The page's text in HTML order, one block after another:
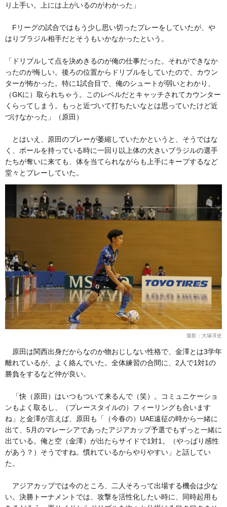
り上手い。上には上がいるのがわかった」
Fリーグの試合ではもう少し思い切ったプレーをしていたが、や
はりブラジル相手だとそうもいかなかったという。
「ドリブルして点を決めきるのが俺の仕事だった。それができなか
ったのが悔しい。後ろの位置からドリブルをしていたので、カウン
ターが怖かった。特に1試合目で、俺のシュートが弱いとわかり、
（GKに）取られちゃう。このレベルだとキャッチされてカウンター
くらってしまう。もっと近づいて打ちたいなとは思っていたけど近
づけなかった」（原田）
とはいえ、原田のプレーが萎縮していたかというと、そうではな
く、ボールを持っている時に一回り以上体の大きいブラジルの選手
たちが奪いに来ても、体を当てられながらも上手にキープするなど
堂々とプレーしていた。
撮影：大塚淳史
原田は関西出身だからなのか物おじしない性格で、金澤とは3学年
離れているが、よく絡んでいた。全体練習の合間に、2人で1対1の
勝負をするなど仲が良い。
「快（原田）はいつもついて来るんで（笑）。コミュニケーショ
ンもよく取るし、（プレースタイルの）フィーリングも合います
ね」と金澤が言えば、原田も「（今春の）UAE遠征の時から一緒に
出て、5月のマレーシアであったアジアカップ予選でもずっと一緒に
出ている。俺と空（金澤）が出たらサイドで1対1。（やっぱり感性
があう？）そうですね。慣れているからやりやすい」と話してい
た。
アジアカップでは今のところ、二人そろって出場する機会は少な
い。決勝トーナメントでは、攻撃を活性化したい時に、同時起用も